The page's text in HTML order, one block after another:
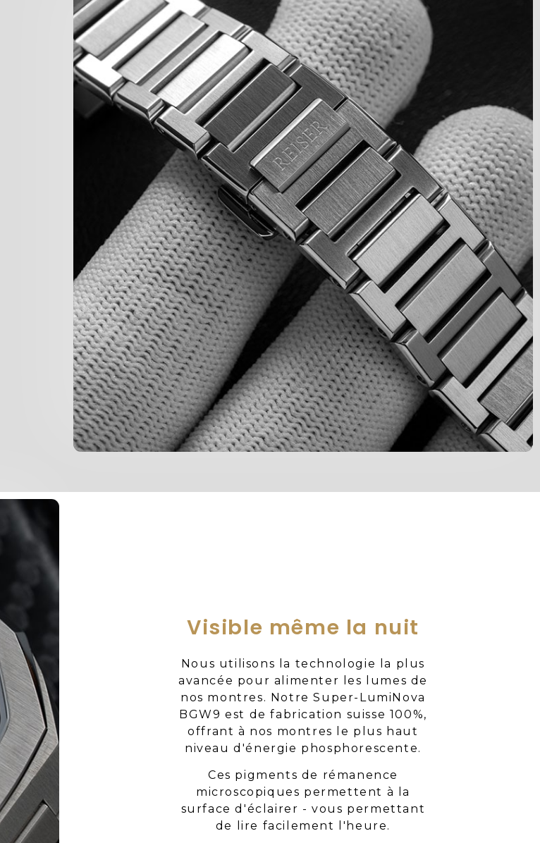
Visible même la nuit
Nous utilisons la technologie la plus
avancée pour alimenter les lumes de
nos montres. Notre Super-LumiNova
BGW9 est de fabrication suisse 100%,
offrant à nos montres le plus haut
niveau d'énergie phosphorescente.
Ces pigments de rémanence
microscopiques permettent à la
surface d'éclairer - vous permettant
de lire facilement l'heure.